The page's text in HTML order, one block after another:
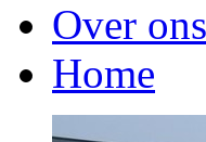
Over ons
Home